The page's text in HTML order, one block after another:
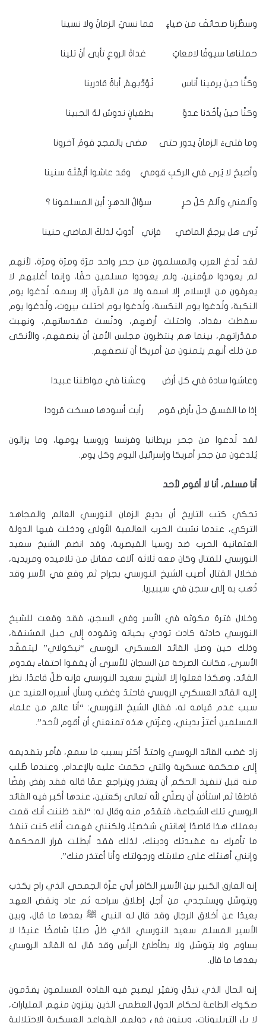
وسطَّرنا صحائفَ من ضياءٍ فما نسيَ الزمانُ ولا نسينا
حملناها سيوفًا لامعاتٍ غداةَ الروعِ تأبى أنْ تلينا
وكنُّا حينَ يرمينا أناس نُؤدِّبهمْ أباةً قادرينا
وكنَّا حينَ يأخُذنا عدوّ بطغيانٍ ندوسُ لهُ الجبينا
وما فتىءَ الزمانُ يدور حتى مضى بالمجدِ قومٌ آخرونا
وأصبحَ لا يُرى في الركبِ قومي وقد عاشوا أئِمَّتَهُ سنينا
وآلمني وآلمَ كلّ حرٍ سؤالُ الدهرِ: أين المسلمونا ؟
تُرى هل يرجعُ الماضي فإني أذوبُ لذلكَ الماضي حنينا
لقد لُدغ العرب والمسلمون من جحر واحد مرّة ومرّة ومرّة، لأنهم
لم يعودوا مؤمنين، ولم يعودوا مسلمين حقًا، وإنما أغلبهم لا
يعرفون من الإسلام إلا اسمه ولا من القرآن إلا رسمه. لُدغوا يوم
النكبة، ولُدغوا يوم النكسة، ولُدغوا يوم احتلت بيروت، ولُدغوا يوم
سقطت بغداد، واحتلت أرضهم، ودنّست مقدساتهم، ونهبت
مقدّراتهم، بينما هم ينتظرون مجلس الأمن أن ينصفهم، والأنكى
من ذلك أنهم يتمنون من أمريكا أن تنصفهم.
وعاشوا سادة في كل أرض وعشنا في مواطننا عبيدا
إذا ما الفسق حلّ بأرض قوم رأيت أسودها مسخت قرودا
لقد لُدغوا من جحر بريطانيا وفرنسا وروسيا يومها، وما يزالون
يُلدغون من جحر أمريكا وإسرائيل اليوم وكل يوم.
أنا مسلم، أنا لا أقوم لأحد
تحكي كتب التاريخ أن بديع الزمان النورسي العالم والمجاهد
التركي، عندما نشبت الحرب العالمية الأولى ودخلت فيها الدولة
العثمانية الحرب ضد روسيا القيصرية، وقد انضم الشيخ سعيد
النورسي للقتال وكان معه ثلاثة آلاف مقاتل من تلاميذه ومريديه،
فخلال القتال أصيب الشيخ النورسي بجراح ثم وقع في الأسر وقد
ذُهب به إلى سجن في سيبيريا.
وخلال فترة مكوثه في الأسر وفي السجن، فقد وقعت للشيخ
النورسي حادثة كادت تودي بحياته وتقوده إِلى حبل المشنقة،
وذلك حين وصل القائد العسكري الروسي “نيكولاي” ليتفقّد
الأسرى، فكانت الصرخة من السجان للأسرى أن يقفوا احتفاء بقدوم
القائد، وهكذا فعلوا إلا الشيخ سعيد النورسي فإنه ظلّ قاعدًا. نظر
إليه القائد العسكري الروسي فاحتدّ وغضب وسأل أسيره العنيد عن
سبب عدم قيامه له، فقال الشيخ النورسي: “أنا عالم من علماء
المسلمين أعتزّ بديني، وعزّتي هذه تمنعني أن أقوم لأحد”.
زاد غضب القائد الروسي واحتدّ أكثر بسبب ما سمع، فأمر بتقديمه
إِلى محكمة عسكرية والتي حكمت عليه بالإعدام. وعندما طُلب
منه قبل تنفيذ الحكم أن يعتذر ويتراجع عمّا قاله فقد رفض رفضًا
قاطعًا ثم استأذن أن يصلّي لله تعالى ركعتين، عندها أكبر فيه القائد
الروسي تلك الشجاعة، فتقدّم منه وقال له: “لقد ظننت أنك قمت
بعملك هذا قاصدًا إهانتي شخصيًا، ولكنني فهمت أنك كنت تنفذ
ما تأمرك به عقيدتك ودينك، لذلك فقد أبطلت قرار المحكمة
وإنني أهنئك على صلابتك ورجولتك وأنا أعتذر منك”.
إنه الفارق الكبير بين الأسير الكافر أبي عزّة الجمحي الذي راح يكذب
ويتوسّل ويستجدي من أجل إطلاق سراحه ثم عاد ونقض العهد
بعيدًا عن أخلاق الرجال وقد قال له النبي ﷺ بعدها ما قال، وبين
الأسير المسلم سعيد النورسي الذي ظلّ صلبًا شامخًا عنيدًا لا
يساوم ولا يتوسّل ولا يطأطئ الرأس وقد قال له القائد الروسي
بعدها ما قال.
إنه الحال الذي تبدّل وتغيّر ليصبح فيه القادة المسلمون يقدّمون
صكوك الطاعة لحكام الدول العظمى الذين يبتزون منهم المليارات،
لا بل التريليونات، ويبنون في دولهم القواعد العسكرية الاحتلالية